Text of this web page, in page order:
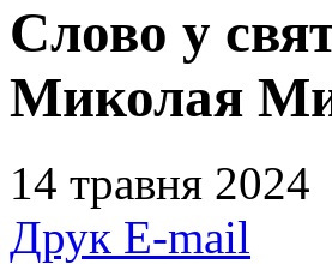
Слово у
Миколая
14 травня 2024
Друк E-mail